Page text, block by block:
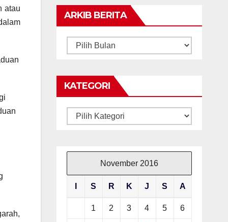
atau
ARKIB BERITA
ARKIB
KATEGORI
Kategori
November 2016
S R K J S A
1 2 3 4 5 6